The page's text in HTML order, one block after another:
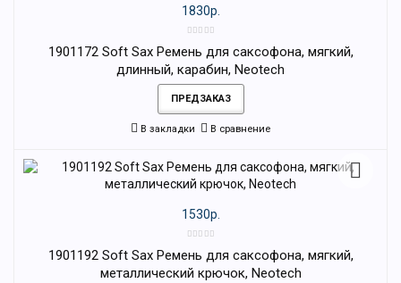
1830р.
1901172 Soft Sax Ремень для саксофона, мягкий,
длинный, карабин, Neotech
ПРЕДЗАКАЗ
В закладки В сравнение
1530р.
1901192 Soft Sax Ремень для саксофона, мягкий,
металлический крючок, Neotech